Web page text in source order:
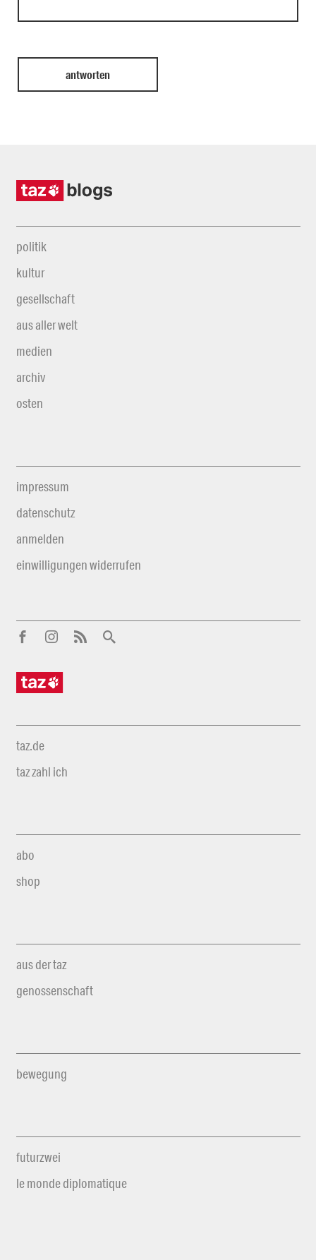
politik
kultur
gesellschaft
aus aller welt
medien
archiv
osten
impressum
datenschutz
anmelden
einwilligungen widerrufen
taz.de
taz zahl ich
abo
shop
aus der taz
genossenschaft
bewegung
futurzwei
le monde diplomatique